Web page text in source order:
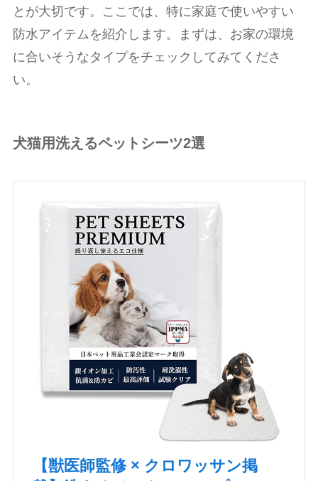
とが大切です。ここでは、特に家庭で使いやすい
防水アイテムを紹介します。まずは、お家の環境
に合いそうなタイプをチェックしてみてくださ
い。
犬猫用洗えるペットシーツ2選
【獣医師監修 × クロワッサン掲